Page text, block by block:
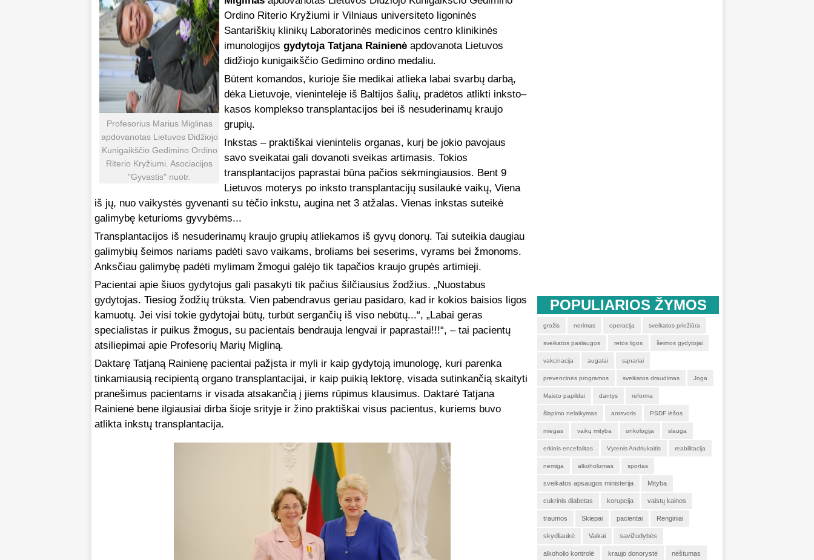
Profesorius Marius Miglinas
apdovanotas Lietuvos Didžiojo
Kunigaikščio Gedimino Ordino
Riterio Kryžiumi. Asociacijos
"Gyvastis" nuotr.
Ordino Riterio Kryžiumi ir Vilniaus universiteto ligoninės
Santariškių klinikų Laboratorinės medicinos centro klinikinės
imunologijos gydytoja Tatjana Rainienė apdovanota Lietuvos
didžiojo kunigaikščio Gedimino ordino medaliu.
Būtent komandos, kurioje šie medikai atlieka labai svarbų darbą,
dėka Lietuvoje, vienintelėje iš Baltijos šalių, pradėtos atlikti inksto–
kasos komplekso transplantacijos bei iš nesuderinamų kraujo
grupių.
Inkstas – praktiškai vienintelis organas, kurį be jokio pavojaus
savo sveikatai gali dovanoti sveikas artimasis. Tokios
transplantacijos paprastai būna pačios sėkmingiausios. Bent 9
Lietuvos moterys po inksto transplantacijų susilaukė vaikų, Viena
iš jų, nuo vaikystės gyvenanti su tėčio inkstu, augina net 3 atžalas. Vienas inkstas suteikė
galimybę keturioms gyvybėms...
Transplantacijos iš nesuderinamų kraujo grupių atliekamos iš gyvų donorų. Tai suteikia daugiau
galimybių šeimos nariams padėti savo vaikams, broliams bei seserims, vyrams bei žmonoms.
Anksčiau galimybę padėti mylimam žmogui galėjo tik tapačios kraujo grupės artimieji.
Pacientai apie šiuos gydytojus gali pasakyti tik pačius šilčiausius žodžius. „Nuostabus
gydytojas. Tiesiog žodžių trūksta. Vien pabendravus geriau pasidaro, kad ir kokios baisios ligos
kamuotų. Jei visi tokie gydytojai būtų, turbūt sergančių iš viso nebūtų...“, „Labai geras
specialistas ir puikus žmogus, su pacientais bendrauja lengvai ir paprastai!!!“, – tai pacientų
atsiliepimai apie Profesorių Marių Migliną.
Daktarę Tatjaną Rainienę pacientai pažįsta ir myli ir kaip gydytoją imunologę, kuri parenka
tinkamiausią recipientą organo transplantacijai, ir kaip puikią lektorę, visada sutinkančią skaityti
pranešimus pacientams ir visada atsakančią į jiems rūpimus klausimus. Daktarė Tatjana
Rainienė bene ilgiausiai dirba šioje srityje ir žino praktiškai visus pacientus, kuriems buvo
atlikta inkstų transplantacija.
POPULIARIOS ŽYMOS
grožis nerimas operacija sveikatos priežiūra
sveikatos paslaugos retos ligos šeimos gydytojai
vakcinacija augalai sąnariai
prevencinės programos sveikatos draudimas Joga
Maisto papildai dantys reforma
šlapimo nelaikymas antsvoris PSDF lėšos
miegas vaikų mityba onkologija slauga
erkinis encefalitas Vytenis Andriukaitis reabilitacija
nemiga alkoholizmas sportas
sveikatos apsaugos ministerija Mityba
cukrinis diabetas korupcija vaistų kainos
traumos Skiepai pacientai Renginiai
skydliaukė Vaikai savižudybės
alkoholio kontrolė kraujo donorystė nėštumas